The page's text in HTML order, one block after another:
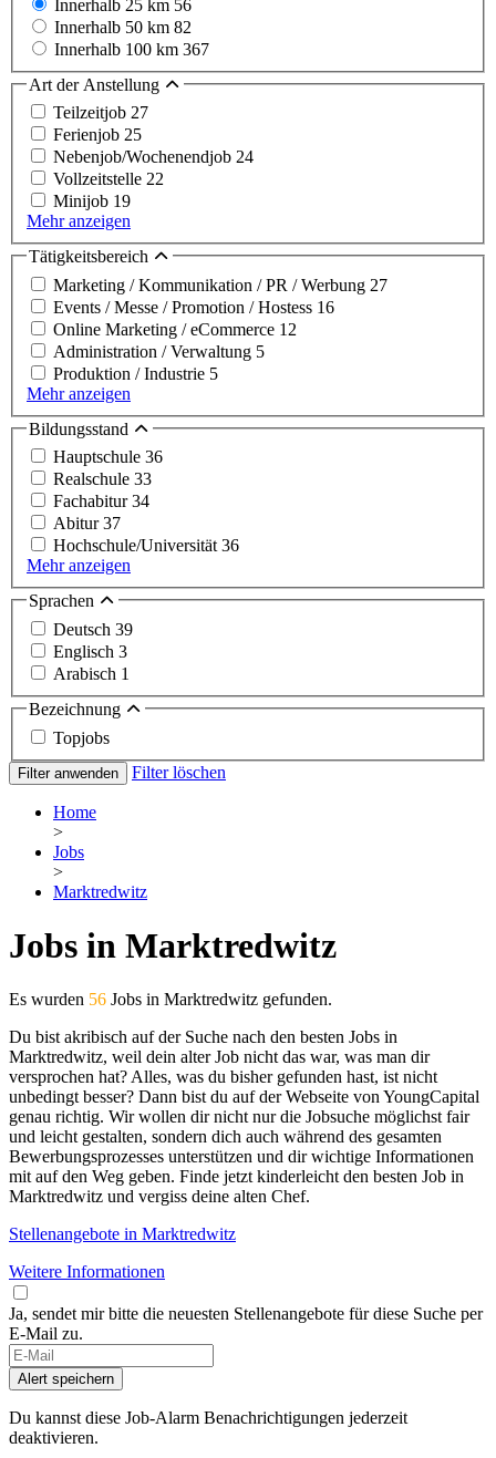
Innerhalb 25 km 56
Innerhalb 50 km 82
Innerhalb 100 km 367
Art der Anstellung
Teilzeitjob 27
Ferienjob 25
Nebenjob/Wochenendjob 24
Vollzeitstelle 22
Minijob 19
Mehr anzeigen
Tätigkeitsbereich
Marketing / Kommunikation / PR / Werbung 27
Events / Messe / Promotion / Hostess 16
Online Marketing / eCommerce 12
Administration / Verwaltung 5
Produktion / Industrie 5
Mehr anzeigen
Bildungsstand
Hauptschule 36
Realschule 33
Fachabitur34
Abitur37
Hochschule/Universität36
Mehr anzeigen
Sprachen
Deutsch 39
Englisch 3
Arabisch 1
Bezeichnung
Topjobs
Filter anwenden Filter löschen
Home
>
Jobs
>
Marktredwitz
Jobs in Marktredwitz
Es wurden 56 Jobs in Marktredwitz gefunden.
Du bist akribisch auf der Suche nach den besten Jobs in
Marktredwitz, weil dein alter Job nicht das war, was man dir
versprochen hat? Alles, was du bisher gefunden hast, ist nicht
unbedingt besser? Dann bist du auf der Webseite von YoungCapital
genau richtig. Wir wollen dir nicht nur die Jobsuche möglichst fair
und leicht gestalten, sondern dich auch während des gesamten
Bewerbungsprozesses unterstützen und dir wichtige Informationen
mit auf den Weg geben. Finde jetzt kinderleicht den besten Job in
Marktredwitz und vergiss deine alten Chef.
Stellenangebote in Marktredwitz
Weitere Informationen
Ja, sendet mir bitte die neuesten Stellenangebote für diese Suche per
E-Mail zu.
If
you
are
a
human,
Alert speichern
Du kannst diese Job-Alarm Benachrichtigungen jederzeit
deaktivieren.